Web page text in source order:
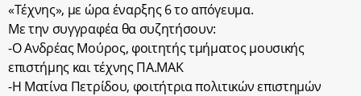
«Τέχνης», με ώρα έναρξης 6 το απόγευμα.
Με την συγγραφέα θα συζητήσουν:
-Ο Ανδρέας Μούρος, φοιτητής τμήματος μουσικής
επιστήμης και τέχνης ΠΑ.ΜΑΚ
-Η Ματίνα Πετρίδου, φοιτήτρια πολιτικών επιστημών